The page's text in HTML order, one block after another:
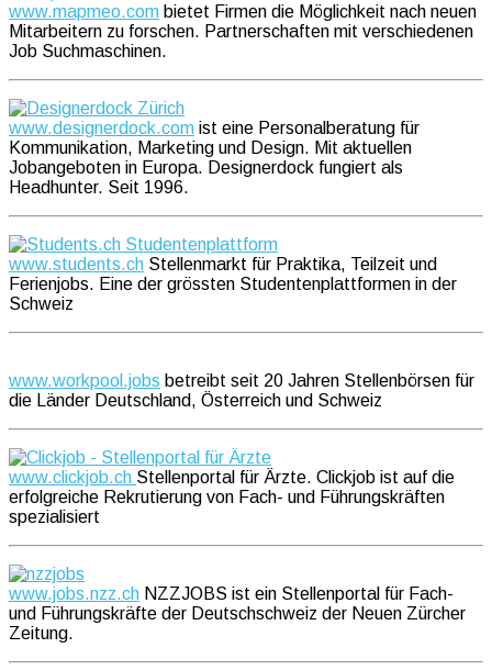
www.mapmeo.com bietet Firmen die Möglichkeit nach neuen
Mitarbeitern zu forschen. Partnerschaften mit verschiedenen
Job Suchmaschinen.
www.designerdock.com ist eine Personalberatung für
Kommunikation, Marketing und Design. Mit aktuellen
Jobangeboten in Europa. Designerdock fungiert als
Headhunter. Seit 1996.
www.students.ch Stellenmarkt für Praktika, Teilzeit und
Ferienjobs. Eine der grössten Studentenplattformen in der
Schweiz
www.workpool.jobs betreibt seit 20 Jahren Stellenbörsen für
die Länder Deutschland, Österreich und Schweiz
www.clickjob.ch Stellenportal für Ärzte. Clickjob ist auf die
erfolgreiche Rekrutierung von Fach- und Führungskräften
spezialisiert
www.jobs.nzz.ch NZZJOBS ist ein Stellenportal für Fach-
und Führungskräfte der Deutschschweiz der Neuen Zürcher
Zeitung.